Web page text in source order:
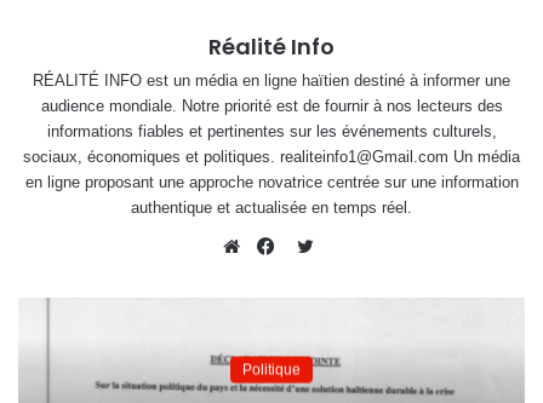
Réalité Info
RÉALITÉ INFO est un média en ligne haïtien destiné à informer une
audience mondiale. Notre priorité est de fournir à nos lecteurs des
informations fiables et pertinentes sur les événements culturels,
sociaux, économiques et politiques. realiteinfo1@Gmail.com Un média
en ligne proposant une approche novatrice centrée sur une information
authentique et actualisée en temps réel.
Politique